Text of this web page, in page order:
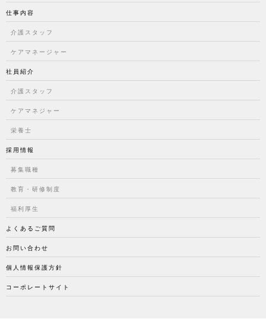
仕事内容
介護スタッフ
ケアマネージャー
社員紹介
介護スタッフ
ケアマネジャー
栄養士
採用情報
募集職種
教育・研修制度
福利厚生
よくあるご質問
お問い合わせ
個人情報保護方針
コーポレートサイト